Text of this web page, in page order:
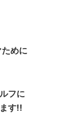
めに
フに
す!!